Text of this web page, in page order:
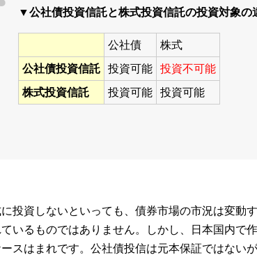
▼公社債投資信託と株式投資信託の投資対象の
公社債
株式
公社債投資信託
投資可能
投資不可能
株式投資信託
投資可能 投資可能
投資しないといっても、債券市場の市況は変動
ているものではありません。しかし、日本国内で
スはまれです。公社債投信は元本保証ではない